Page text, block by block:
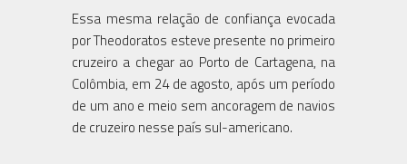
Essa mesma relação de confiança evocada
por Theodoratos esteve presente no primeiro
cruzeiro a chegar ao Porto de Cartagena, na
Colômbia, em 24 de agosto, após um período
de um ano e meio sem ancoragem de navios
de cruzeiro nesse país sul-americano.